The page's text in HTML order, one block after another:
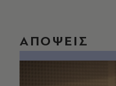
ΑΠΟΨΕΙΣ